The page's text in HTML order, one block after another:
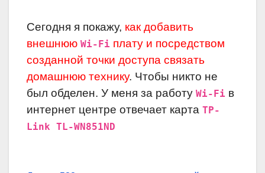
Сегодня я покажу, как добавить
внешнюю Wi-Fi плату и посредством
созданной точки доступа связать
домашнюю технику. Чтобы никто не
был обделен. У меня за работу Wi-Fi в
интернет центре отвечает карта TP-
Link TL-WN851ND